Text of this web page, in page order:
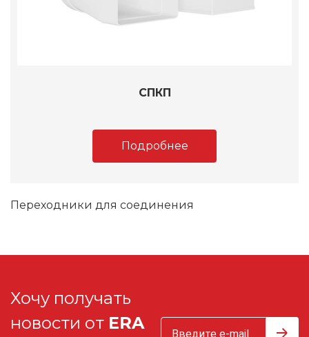
СПКП
Подробнее
Переходники для соединения
Хочу получать
новости от ERA